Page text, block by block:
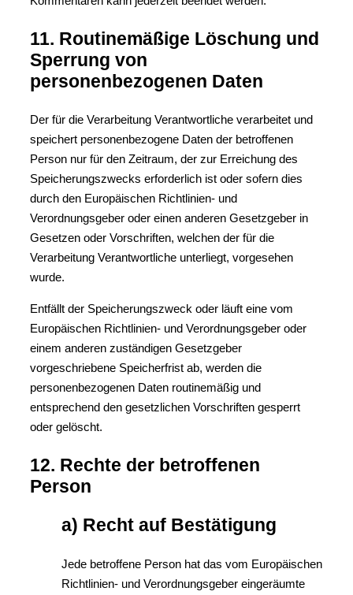
11. Routinemäßige Löschung und
Sperrung von
personenbezogenen Daten
Der für die Verarbeitung Verantwortliche verarbeitet und
speichert personenbezogene Daten der betroffenen
Person nur für den Zeitraum, der zur Erreichung des
Speicherungszwecks erforderlich ist oder sofern dies
durch den Europäischen Richtlinien- und
Verordnungsgeber oder einen anderen Gesetzgeber in
Gesetzen oder Vorschriften, welchen der für die
Verarbeitung Verantwortliche unterliegt, vorgesehen
wurde.
Entfällt der Speicherungszweck oder läuft eine vom
Europäischen Richtlinien- und Verordnungsgeber oder
einem anderen zuständigen Gesetzgeber
vorgeschriebene Speicherfrist ab, werden die
personenbezogenen Daten routinemäßig und
entsprechend den gesetzlichen Vorschriften gesperrt
oder gelöscht.
12. Rechte der betroffenen
Person
a) Recht auf Bestätigung
Jede betroffene Person hat das vom Europäischen
Richtlinien- und Verordnungsgeber eingeräumte